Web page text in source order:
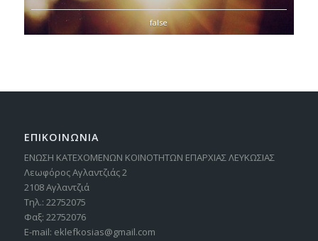
false
ΕΠΙΚΟΙΝΩΝΙΑ
ΕΝΩΣΗ ΚΑΤΕΧΟΜΕΝΩΝ ΚΟΙΝΟΤΗΤΩΝ ΕΠΑΡΧΙΑΣ ΛΕΥΚΩΣΙΑΣ
Λεωφόρος Αγλαντζιάς 2
2108 Αγλαντζιά
Τηλ.: 22752075
Φαξ: 22752076
E-mail: eklefkosias@gmail.com